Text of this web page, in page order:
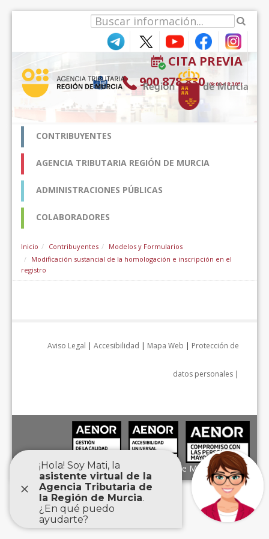
CITA PREVIA
900 878 830 (9:00-18:30*)
CONTRIBUYENTES
AGENCIA TRIBUTARIA REGIÓN DE MURCIA
ADMINISTRACIONES PÚBLICAS
COLABORADORES
Inicio Contribuyentes
Modelos y Formularios
Modificación sustancial de la homologación e inscripción en el
registro
Aviso Legal | Accesibilidad | Mapa Web | Protección de
datos personales |
Agencia Tributaria de la Región de Murcia